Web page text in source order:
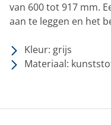
van 600 tot 917 mm.
aan te leggen en het
Kleur: grijs
Materiaal: